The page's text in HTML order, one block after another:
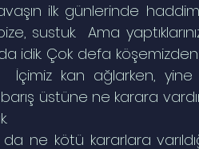
ilk günlerinde
sustuk.  Ama
idik. Çok defa
İçimiz kan ağlarken,
üstüne ne karara
ne kötü kararlara